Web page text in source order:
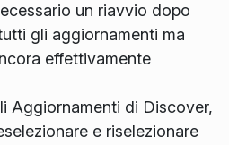
un riavvio dopo
gli aggiornamenti ma
effettivamente
Aggiornamenti di Discover,
e riselezionare